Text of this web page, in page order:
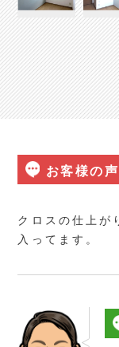
お客様の声
クロスの仕上が
入ってます。